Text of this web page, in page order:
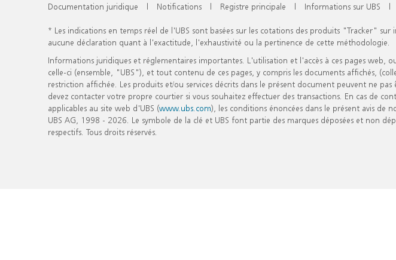
Documentation juridique | Notifications | Registre principale | Informations sur UBS |
* Les indications en temps réel de l'UBS sont basées sur les cotations des produits "Tracker"
aucune déclaration quant à l'exactitude, l'exhaustivité ou la pertinence de cette méthodologie.
Informations juridiques et réglementaires importantes. L'utilisation et l'accès à ces pages
celle-ci (ensemble, "UBS"), et tout contenu de ces pages, y compris les documents affichés,
restriction affichée. Les produits et/ou services décrits dans le présent document peuvent ne
devez contacter votre propre courtier si vous souhaitez effectuer des transactions. En cas de
applicables au site web d'UBS (www.ubs.com), les conditions énoncées dans le présent avis de
UBS AG, 1998 - 2026. Le symbole de la clé et UBS font partie des marques déposées et non
respectifs. Tous droits réservés.